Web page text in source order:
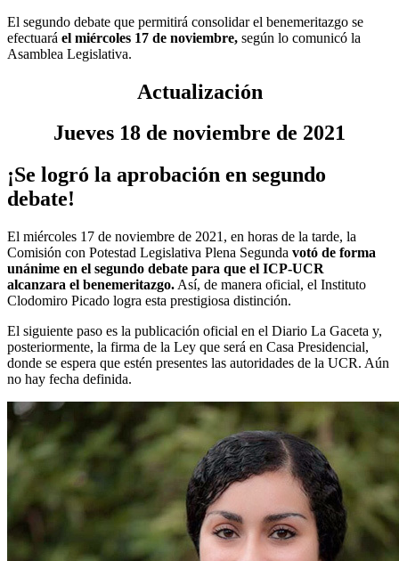
El segundo debate que permitirá consolidar el benemeritazgo se
efectuará el miércoles 17 de noviembre, según lo comunicó la
Asamblea Legislativa.
Actualización
Jueves 18 de noviembre de 2021
¡Se logró la aprobación en segundo
debate!
El miércoles 17 de noviembre de 2021, en horas de la tarde, la
Comisión con Potestad Legislativa Plena Segunda votó de forma
unánime en el segundo debate para que el ICP-UCR
alcanzara el benemeritazgo. Así, de manera oficial, el Instituto
Clodomiro Picado logra esta prestigiosa distinción.
El siguiente paso es la publicación oficial en el Diario La Gaceta y,
posteriormente, la firma de la Ley que será en Casa Presidencial,
donde se espera que estén presentes las autoridades de la UCR. Aún
no hay fecha definida.